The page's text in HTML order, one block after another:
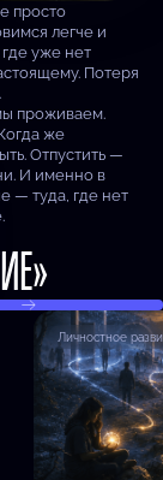
просто
легче и
уже нет
Потеря
проживаем.
же
Отпустить —
И именно в
— туда, где нет
Личностное